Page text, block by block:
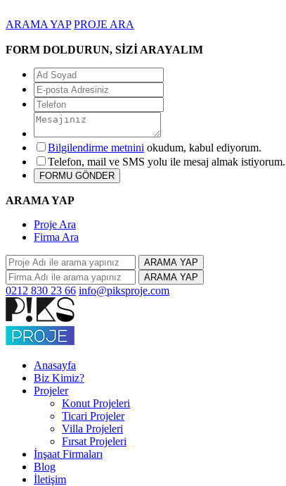
ARAMA YAP PROJE ARA
FORM DOLDURUN, SİZİ ARAYALIM
Bilgilendirme metnini okudum, kabul ediyorum.
Telefon, mail ve SMS yolu ile mesaj almak istiyorum.
ARAMA YAP
Proje Ara
Firma Ara
ARAMA YAP
ARAMA YAP
0212 830 23 66 info@piksproje.com
Anasayfa
Biz Kimiz?
Projeler
Konut Projeleri
Ticari Projeler
Villa Projeleri
Fırsat Projeleri
İnşaat Firmaları
Blog
İletişim